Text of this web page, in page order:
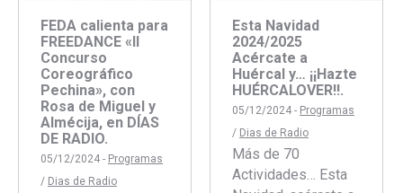
FEDA calienta para
FREEDANCE «II
Concurso
Coreográfico
Pechina», con
Rosa de Miguel y
Almécija, en DÍAS
DE RADIO.
05/12/2024 - Programas
/ Dias de Radio
Esta Navidad
2024/2025
Acércate a
Huércal y… ¡¡Hazte
HUÉRCALOVER!!.
05/12/2024 - Programas
/ Dias de Radio
Más de 70
Actividades… Esta